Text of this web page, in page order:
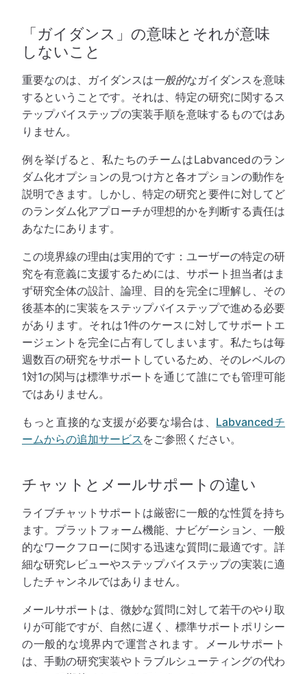
「ガイダンス」の意味とそれが意味
しないこと
重要なのは、ガイダンスは一般的なガイダンスを意味
するということです。それは、特定の研究に関するス
テップバイステップの実装手順を意味するものではあ
りません。
例を挙げると、私たちのチームはLabvancedのラン
ダム化オプションの見つけ方と各オプションの動作を
説明できます。しかし、特定の研究と要件に対してど
のランダム化アプローチが理想的かを判断する責任は
あなたにあります。
この境界線の理由は実用的です：ユーザーの特定の研
究を有意義に支援するためには、サポート担当者はま
ず研究全体の設計、論理、目的を完全に理解し、その
後基本的に実装をステップバイステップで進める必要
があります。それは1件のケースに対してサポートエ
ージェントを完全に占有してしまいます。私たちは毎
週数百の研究をサポートしているため、そのレベルの
1対1の関与は標準サポートを通じて誰にでも管理可能
ではありません。
もっと直接的な支援が必要な場合は、 Labvancedチ
ームからの追加サービス をご参照ください。
チャットとメールサポートの違い
ライブチャットサポートは厳密に一般的な性質を持ち
ます。プラットフォーム機能、ナビゲーション、一般
的なワークフローに関する迅速な質問に最適です。詳
細な研究レビューやステップバイステップの実装に適
したチャンネルではありません。
メールサポートは、微妙な質問に対して若干のやり取
りが可能ですが、自然に遅く、標準サポートポリシー
の一般的な境界内で運営されます。メールサポート
は、手動の研究実装やトラブルシューティングの代わ